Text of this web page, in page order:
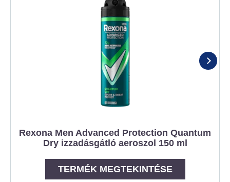
Rexona Men Advanced Protection Quantum
Dry izzadásgátló aeroszol 150 ml
TERMÉK MEGTEKINTÉSE